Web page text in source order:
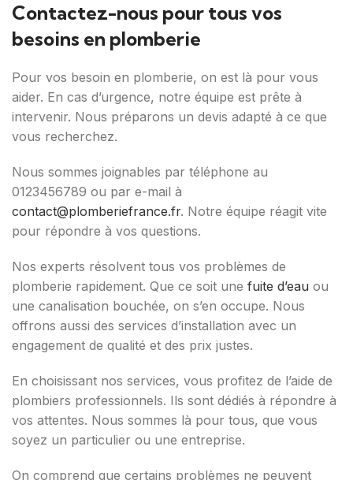
Contactez-nous pour tous vos
besoins en plomberie
Pour vos besoin en plomberie, on est là pour vous
aider. En cas d’urgence, notre équipe est prête à
intervenir. Nous préparons un devis adapté à ce que
vous recherchez.
Nous sommes joignables par téléphone au
0123456789 ou par e-mail à
contact@plomberiefrance.fr. Notre équipe réagit vite
pour répondre à vos questions.
Nos experts résolvent tous vos problèmes de
plomberie rapidement. Que ce soit une fuite d’eau ou
une canalisation bouchée, on s’en occupe. Nous
offrons aussi des services d’installation avec un
engagement de qualité et des prix justes.
En choisissant nos services, vous profitez de l’aide de
plombiers professionnels. Ils sont dédiés à répondre à
vos attentes. Nous sommes là pour tous, que vous
soyez un particulier ou une entreprise.
On comprend que certains problèmes ne peuvent